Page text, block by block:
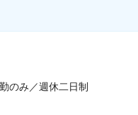
のみ／週休二日制